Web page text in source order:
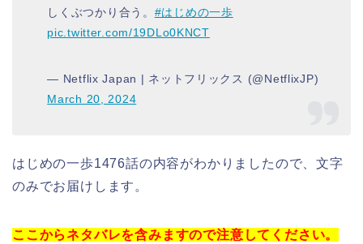
しくぶつかり合う。 #はじめの一歩
pic.twitter.com/19DLo0KNCT
— Netflix Japan | ネットフリックス (@NetflixJP)
March 20, 2024
はじめの一歩1476話の内容がわかりましたので、文字
のみでお届けします。
ここからネタバレを含みますので注意してください。